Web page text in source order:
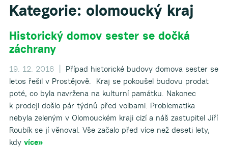
Kategorie: olomoucký kraj
Historický domov sester se dočká
záchrany
19. 12. 2016 |
Případ historické budovy domova sester se
letos řešil v Prostějově. Kraj se pokoušel budovu prodat
poté, co byla navržena na kulturní památku. Nakonec
k prodeji došlo pár týdnů před volbami. Problematika
nebyla zeleným v Olomouckém kraji cizí a náš zastupitel Jiří
Roubík se jí věnoval. Vše začalo před více než deseti lety,
kdy více»